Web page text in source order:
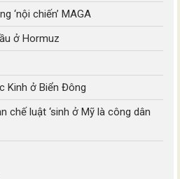
‘nội chiến’ MAGA
ở Hormuz
Kinh ở Biển Đông
chế luật ‘sinh ở Mỹ là công dân